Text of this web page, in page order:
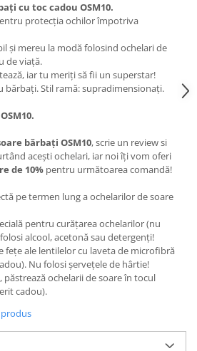
cu toc cadou OSM10.
protecția ochilor împotriva
și mereu la modă folosind ochelari de
de viață.
iar tu meriți să fii un superstar!
bărbați. Stil ramă: supradimensionați.
bărbați OSM10, scrie un review si
acești ochelari, iar noi îți vom oferi
de 10% pentru următoarea comandă!
pe termen lung a ochelarilor de soare
pentru curățarea ochelarilor (nu
alcool, acetonă sau detergenți!
fețe ale lentilelor cu laveta de microfibră
Nu folosi șervețele de hârtie!
ochelarii de soare în tocul
cadou).